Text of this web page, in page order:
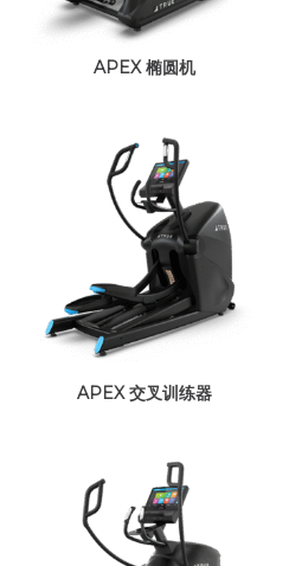
APEX 椭圆机
APEX 交叉训练器